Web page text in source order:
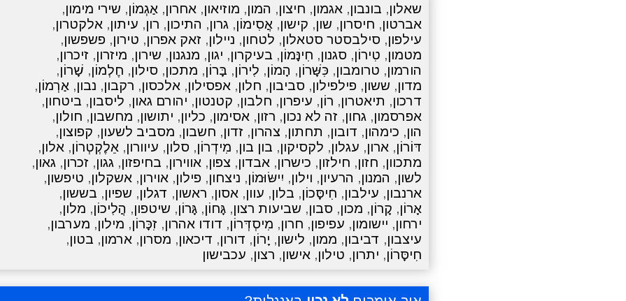
שאלון, בונבון, אגמון, חיצון, המון, מוזיאון, אחרון, אַגְמוֹן, שירי מימון,
אברטון, חיסרון, שון, קישון, אֲסִימוֹן, גרון, התיכון, רון, עיתון, אלקטרון,
עילפון, סילבסטר סטאלון, לטחון, ניילון, זאק אפרון, טירון, פשפשון,
מטמון, טִירוֹן, סגנון, חִינָּמוֹן, בעיקרון, יגון, מנגנון, שירון, מיזרון, זיכרון,
הורמון, טרומבון, כִּשָּׁרוֹן, הָמוֹן, לִירוֹן, בָּרוֹן, מתכון, סילון, חֶלְמוֹן, שָׁרוֹן,
מדון, ששון, פילפילון, סביבון, חלון, אפסילון, אלכסון, רקבון, נבון, אַרְמוֹן,
דרכון, תיאטרון, רוֹן, עיפרון, חלבון, קטנטון, יהורם גאון, ליסבון, ביטחון,
אפרסמון, גחון, זה לא נכון, רזון, אסימון, כליון, יתושון, מחשבון, חולון,
הון, כימהון, דובון, תחתון, צהרון, זדון, חשבון, מסביב לשעון, קפוצון,
דּוֹרוֹן, ארון, עגלון, לקסיקון, בון בון, מִידְרוֹן, סלון, עיוורון, אֵלֶקְטְרוֹן, אלון,
מתכוון, חזון, חילזון, כישרון, אבדון, צפון, אווירון, בחיפזון, גגון, זכרון, גאון,
לשון, המנון, הרעיון, וילון, יִישּׂוּמוֹן, ניצחון, פילון, אוירון, אשקלון, טיפשון,
ארנבון, עילבון, חִיסָּכוֹן, בלון, עוון, אסון, ראשון, דגלון, שפיון, בששון,
אָרוֹן, קָרוֹן, מכון, סבון, שביעות רצון, גָּחוֹן, גָּרוֹן, שיטפון, הֲלִיכוֹן, מלון,
ירחון, יישומון, עפיפון, חרון, מִיסְדְּרוֹן, דודו אהרון, זִכָּרוֹן, מילון, מערבון,
עיצבון, דביבון, ממון, לישון, יָרוֹן, דורון, דיכאון, מסרון, ארמון, בטון,
חִיסָּרוֹן, יתרון, טילון, אישון, רצון, עכבישון